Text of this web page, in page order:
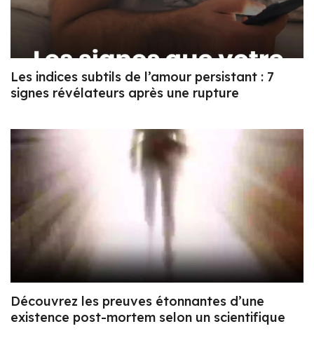
Les indices subtils de l’amour persistant : 7
signes révélateurs après une rupture
Découvrez les preuves étonnantes d’une
existence post-mortem selon un scientifique